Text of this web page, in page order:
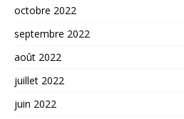
octobre 2022
septembre 2022
août 2022
juillet 2022
juin 2022